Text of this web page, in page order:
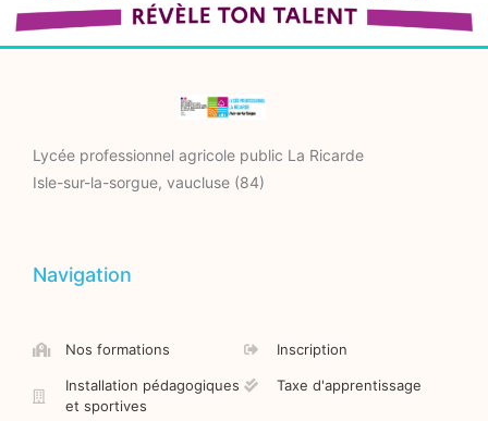
Lycée professionnel agricole public La Ricarde
Isle-sur-la-sorgue, vaucluse (84)
Navigation
Nos formations
Installation pédagogiques
et sportives
Inscription
Taxe d'apprentissage